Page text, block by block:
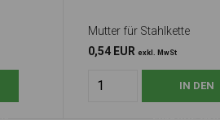
Mutter für Stahlkette
0,54 EUR exkl. MwSt